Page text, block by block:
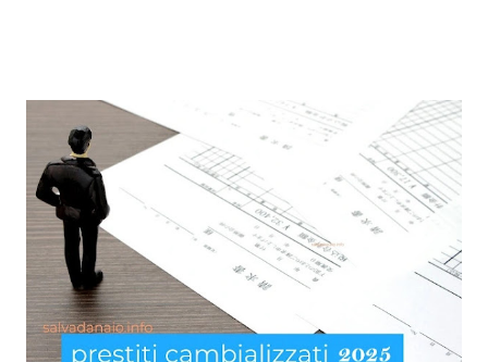
con più di 65 anni d'età e minori fino a 3 anni di età. Infatti
come indicato per quest’ultimi è necessario fare domanda
per la social card acquisti straordinaria ). Per chi non lo
sapesse, tutto è gestito e determinato in base alle norme
imposte con la nuova legge di aiuto e sostegno per le
famiglie italiane. Ricordo che le domande potranno essere
presentate da tutti i cittadini italiani, cittadini comunitari e
anche extracom...